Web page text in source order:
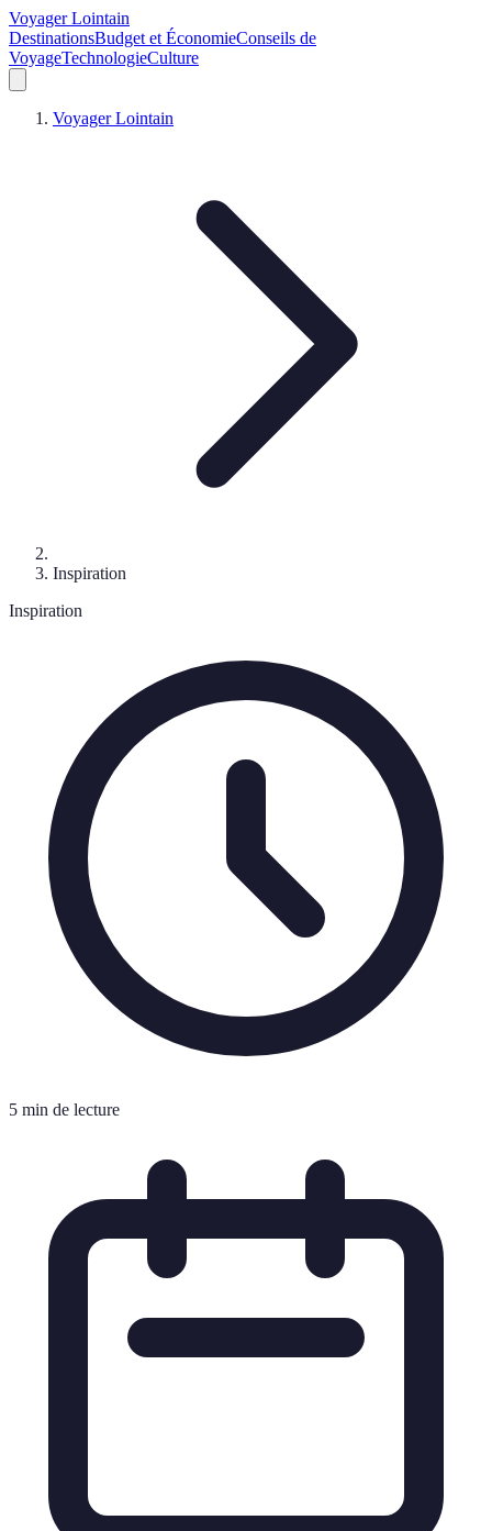
Voyager Lointain
DestinationsBudget et ÉconomieConseils de
VoyageTechnologieCulture
Voyager Lointain
Inspiration
Inspiration
5 min de lecture